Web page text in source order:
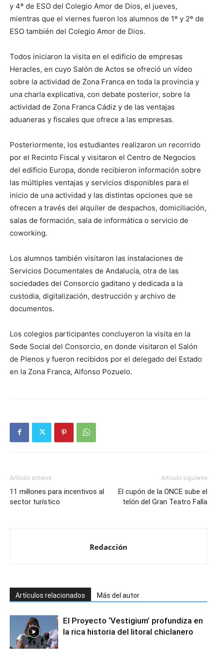
y 4º de ESO del Colegio Amor de Dios, el jueves,
mientras que el viernes fueron los alumnos de 1º y 2º de
ESO también del Colegio Amor de Dios.
Todos iniciaron la visita en el edificio de empresas
Heracles, en cuyo Salón de Actos se ofreció un vídeo
sobre la actividad de Zona Franca en toda la provincia y
una charla explicativa, con debate posterior, sobre la
actividad de Zona Franca Cádiz y de las ventajas
aduaneras y fiscales que ofrece a las empresas.
Posteriormente, los estudiantes realizaron un recorrido
por el Recinto Fiscal y visitaron el Centro de Negocios
del edificio Europa, donde recibieron información sobre
las múltiples ventajas y servicios disponibles para el
inicio de una actividad y las distintas opciones que se
ofrecen a través del alquiler de despachos, domiciliación,
salas de formación, sala de informática o servicio de
coworking.
Los alumnos también visitaron las instalaciones de
Servicios Documentales de Andalucía, otra de las
sociedades del Consorcio gaditano y dedicada a la
custodia, digitalización, destrucción y archivo de
documentos.
Los colegios participantes concluyeron la visita en la
Sede Social del Consorcio, en donde visitaron el Salón
de Plenos y fueron recibidos por el delegado del Estado
en la Zona Franca, Alfonso Pozuelo.
Artículo anterior
11 millones para incentivos al
sector turístico
Artículo siguiente
El cupón de la ONCE sube el
telón del Gran Teatro Falla
Redacción
Artículos relacionados Más del autor
El Proyecto ‘Vestigium’ profundiza en
la rica historia del litoral chiclanero